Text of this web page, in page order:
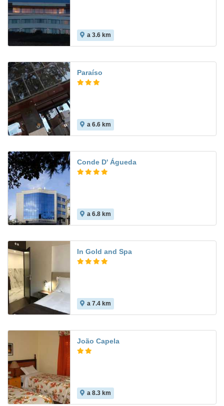
a 3.6 km
Paraíso
a 6.6 km
Conde D' Águeda
a 6.8 km
In Gold and Spa
a 7.4 km
João Capela
a 8.3 km